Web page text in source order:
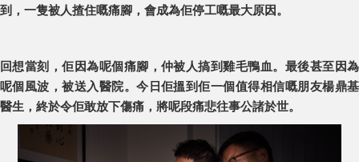
到，一隻被人揸住嘅痛腳，會成為佢停工嘅最大原因。
回想當刻，佢因為呢個痛腳，仲被人搞到雞毛鴨血。最後甚至因為
呢個風波，被送入醫院。今日佢搵到佢一個值得相信嘅朋友楊鼎基
醫生，終於令佢敢放下傷痛，將呢段痛悲往事公諸於世。